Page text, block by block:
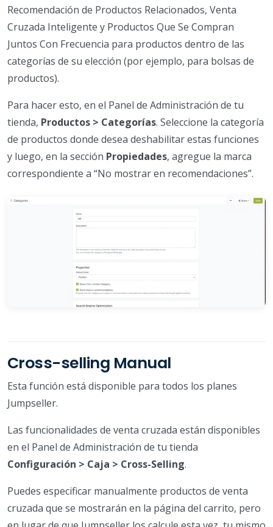
Recomendación de Productos Relacionados, Venta
Cruzada Inteligente y Productos Que Se Compran
Juntos Con Frecuencia para productos dentro de las
categorías de su elección (por ejemplo, para bolsas de
productos).
Para hacer esto, en el Panel de Administración de tu
tienda, Productos > Categorías. Seleccione la categoría
de productos donde desea deshabilitar estas funciones
y luego, en la sección Propiedades, agregue la marca
correspondiente a “No mostrar en recomendaciones”.
Cross-selling Manual
Esta función está disponible para todos los planes
Jumpseller.
Las funcionalidades de venta cruzada están disponibles
en el Panel de Administración de tu tienda
Configuración > Caja > Cross-Selling.
Puedes especificar manualmente productos de venta
cruzada que se mostrarán en la página del carrito, pero